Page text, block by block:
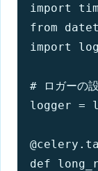
import
from
import
# ロガーの
logger =
def